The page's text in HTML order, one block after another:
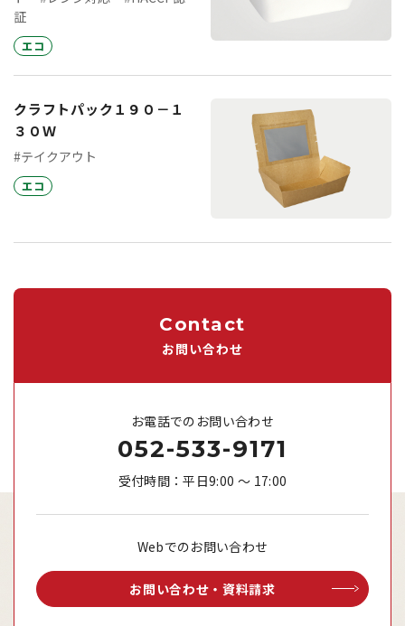
証
エコ
クラフトパック１９０－１
３０Ｗ
#テイクアウト
エコ
Contact
お問い合わせ
お電話でのお問い合わせ
052-533-9171
受付時間：平日9:00 ～ 17:00
Webでのお問い合わせ
お問い合わせ・資料請求